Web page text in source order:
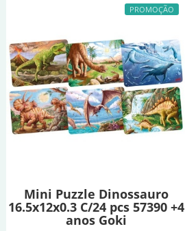
PROMOÇÃO
Mini Puzzle Dinossauro
16.5x12x0.3 C/24 pcs 57390 +4
anos Goki